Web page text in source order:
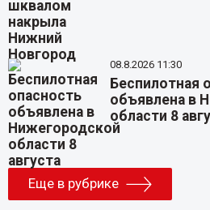
08.8.2026 11:30
Беспилотная
объявлена в
области 8
Еще в рубрике